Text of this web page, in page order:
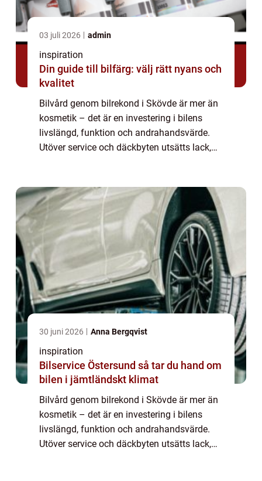
03 juli 2026 admin
inspiration
Din guide till bilfärg: välj rätt nyans och
kvalitet
Bilvård genom bilrekond i Skövde är mer än
kosmetik – det är en investering i bilens
livslängd, funktion och andrahandsvärde.
Utöver service och däckbyten utsätts lack,
30 juni 2026 Anna Bergqvist
inspiration
Bilservice Östersund så tar du hand om
bilen i jämtländskt klimat
Bilvård genom bilrekond i Skövde är mer än
kosmetik – det är en investering i bilens
livslängd, funktion och andrahandsvärde.
Utöver service och däckbyten utsätts lack,